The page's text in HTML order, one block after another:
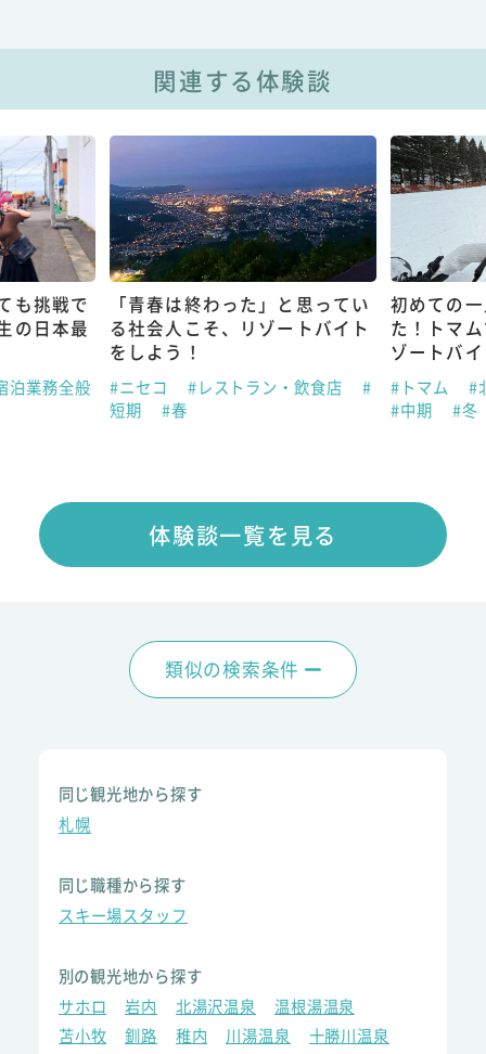
関連する体験談
も挑戦で
の日本最
泊業務全般
「青春は終わった」と思ってい
る社会人こそ、リゾートバイト
をしよう！
#ニセコ #レストラン・飲食店
#
短期
#春
初めての
た！トマ
ゾートバ
#トマム
#
#中期
#冬
体験談一覧を見る
類似の検索条件
同じ観光地から探す
札幌
同じ職種から探す
スキー場スタッフ
別の観光地から探す
サホロ
岩内 北湯沢温泉
温根湯温泉
苫小牧
釧路 稚内 川湯温泉
十勝川温泉